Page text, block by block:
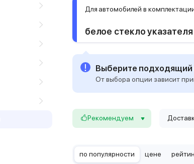
Для автомобилей в
белое стекло
Выберите подходящий
От выбора опции зависит
Рекомендуем
по популярности цене